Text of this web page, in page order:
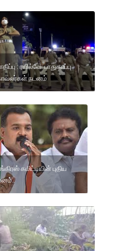
: ரயில்வே பாதுகாப்பு
நடனம்
கமிட்டியின் புதிய